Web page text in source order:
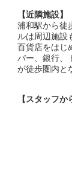
【近隣施設】
浦和駅から徒
ルは周辺施設
百貨店をはじ
パー、銀行、
が徒歩圏内と
スタッフか